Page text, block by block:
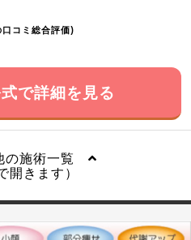
コミ総合評価)
で詳細を見る
の施術一覧
開きます）